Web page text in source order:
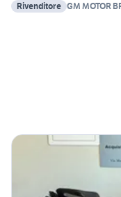
Rivenditore GM MOTOR